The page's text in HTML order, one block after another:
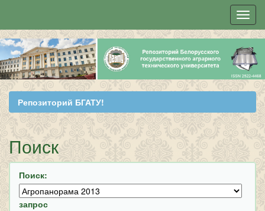
Skip
navigation
Репозиторий БГАТУ!
Поиск
Поиск:
запрос